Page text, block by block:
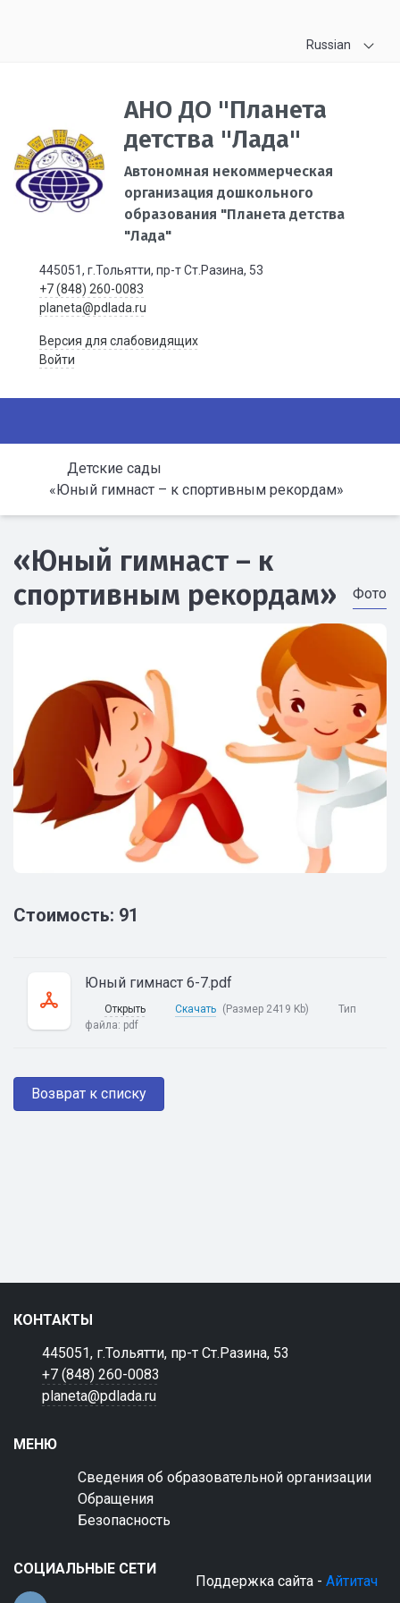
Russian
АНО ДО "Планета
детства "Лада"
Автономная некоммерческая
организация дошкольного
образования "Планета детства
"Лада"
445051, г.Тольятти, пр-т Ст.Разина, 53
+7 (848) 260-0083
planeta@pdlada.ru
Версия для слабовидящих
Войти
Детские сады
«Юный гимнаст – к спортивным рекордам»
«Юный гимнаст – к
спортивным рекордам»
Фото
Стоимость: 91
Юный гимнаст 6-7.pdf
Открыть Скачать (Размер 2419 Kb)
Тип
файла: pdf
Возврат к списку
КОНТАКТЫ
445051, г.Тольятти, пр-т Ст.Разина, 53
+7 (848) 260-0083
planeta@pdlada.ru
МЕНЮ
Сведения об образовательной организации
Обращения
Безопасность
СОЦИАЛЬНЫЕ СЕТИ
Поддержка сайта - Айтитач